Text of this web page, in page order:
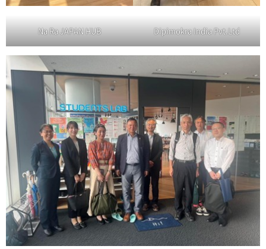
Na Ra JAPAN HUB Dipimokra India Pvt.Ltd